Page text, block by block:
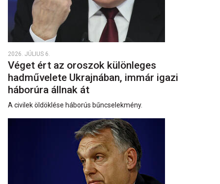
2026. JÚLIUS 6.
Véget ért az oroszok különleges
hadművelete Ukrajnában, immár igazi
háborúra állnak át
A civilek öldöklése háborús bűncselekmény.